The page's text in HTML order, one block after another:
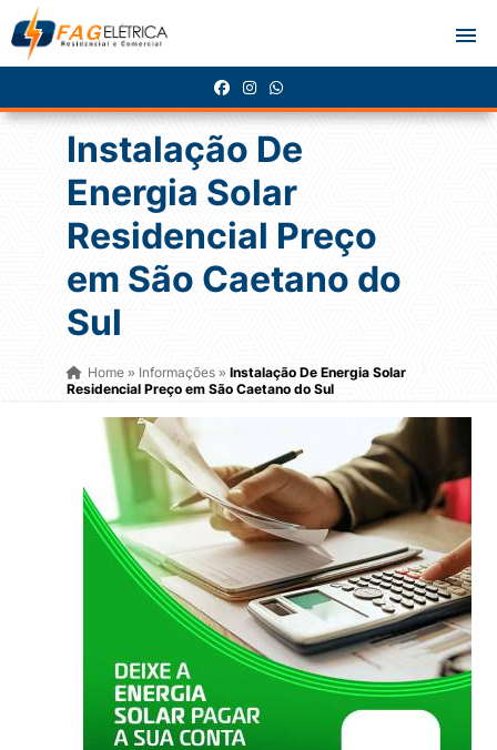
Instalação De
Energia Solar
Residencial Preço
em São Caetano do
Sul
Home» Informações » Instalação De Energia Solar
Residencial Preço em São Caetano do Sul